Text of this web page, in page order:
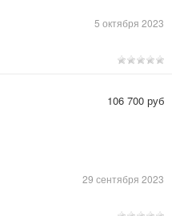
5 октября 2023
29 сентября 2023
106 700 руб